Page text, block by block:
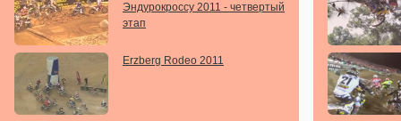
Эндурокроссу 2011 - четвертый
этап
Erzberg Rodeo 2011